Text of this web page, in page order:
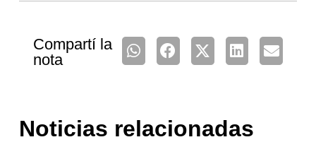
Compartí la
nota
Noticias relacionadas